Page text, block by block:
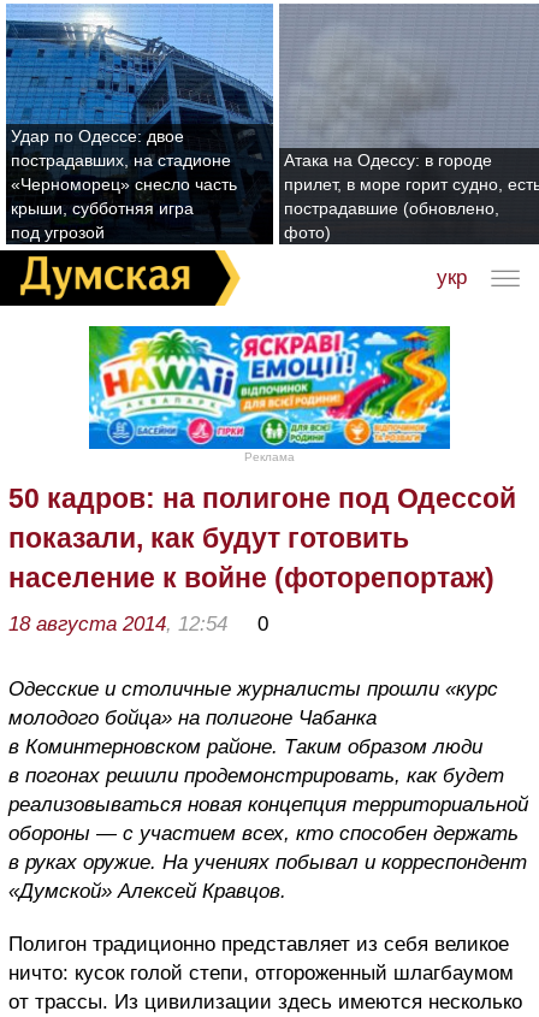
Удар по Одессе: двое
пострадавших, на стадионе
«Черноморец» снесло часть
крыши, субботняя игра
под угрозой
Атака на Одессу: в городе
прилет, в море горит судно,
пострадавшие (обновлено,
фото)
укр
Реклама
50 кадров: на полигоне под Одессой
показали, как будут готовить
население к войне (фоторепортаж)
18 августа 2014, 12:54 0
Одесские и столичные журналисты прошли «курс
молодого бойца» на полигоне Чабанка
в Коминтерновском районе. Таким образом люди
в погонах решили продемонстрировать, как будет
реализовываться новая концепция территориальной
обороны — с участием всех, кто способен держать
в руках оружие. На учениях побывал и корреспондент
«Думской» Алексей Кравцов.
Полигон традиционно представляет из себя великое
ничто: кусок голой степи, отгороженный шлагбаумом
от трассы. Из цивилизации здесь имеются несколько